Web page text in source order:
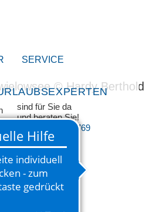
SERVICE
sind für Sie da
und beraten Sie!
+49 33209 769 769